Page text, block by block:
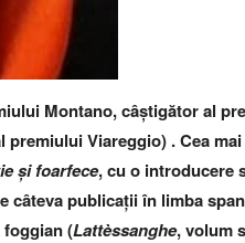
Montano, câștigător al
Viareggio) . Cea
și foarfece, cu o introducere
câteva publicații în limba
(Lattèssanghe, volum